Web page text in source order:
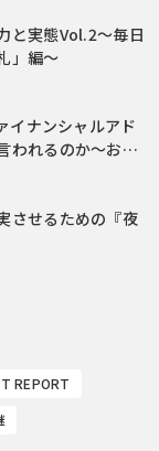
と実態Vol.2～毎日
」編～
イナンシャルアド
われるのか～お客
指す、そのため
させるための『夜
REPORT